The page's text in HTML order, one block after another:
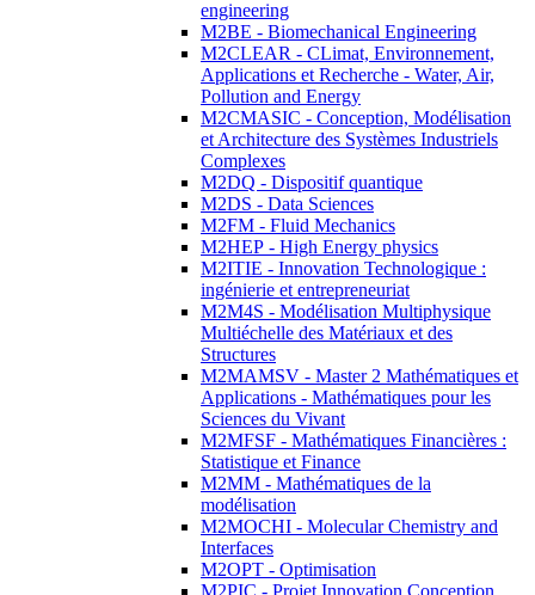
engineering
M2BE - Biomechanical Engineering
M2CLEAR - CLimat, Environnement,
Applications et Recherche - Water, Air,
Pollution and Energy
M2CMASIC - Conception, Modélisation
et Architecture des Systèmes Industriels
Complexes
M2DQ - Dispositif quantique
M2DS - Data Sciences
M2FM - Fluid Mechanics
M2HEP - High Energy physics
M2ITIE - Innovation Technologique :
ingénierie et entrepreneuriat
M2M4S - Modélisation Multiphysique
Multiéchelle des Matériaux et des
Structures
M2MAMSV - Master 2 Mathématiques et
Applications - Mathématiques pour les
Sciences du Vivant
M2MFSF - Mathématiques Financières :
Statistique et Finance
M2MM - Mathématiques de la
modélisation
M2MOCHI - Molecular Chemistry and
Interfaces
M2OPT - Optimisation
M2PIC - Projet Innovation Conception